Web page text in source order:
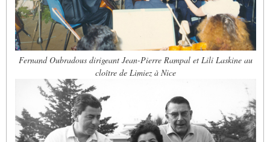
Fernand Oubradous dirigeant Jean-Pierre Rampal et Lili Laskine au
cloître de Limiez à Nice